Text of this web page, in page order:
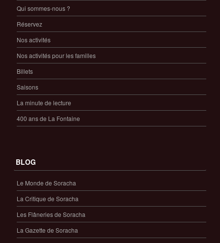
Qui sommes-nous ?
Réservez
Nos activités
Nos activités pour les familles
Billets
Saisons
La minute de lecture
400 ans de La Fontaine
BLOG
Le Monde de Soracha
La Critique de Soracha
Les Flâneries de Soracha
La Gazette de Soracha